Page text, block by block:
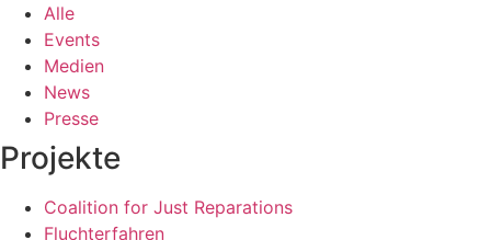
Alle
Events
Medien
News
Presse
Projekte
Coalition for Just Reparations
Fluchterfahren